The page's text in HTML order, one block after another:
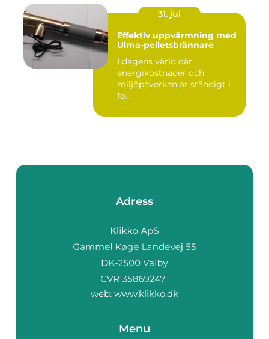
31. jul
Effektiv uppvärmning med
Ulma-pelletsbrännare
I dagens värld där
energikostnader och
miljöpåverkan är ständigt i
fo...
Adress
web: www.klikko.dk
Menu